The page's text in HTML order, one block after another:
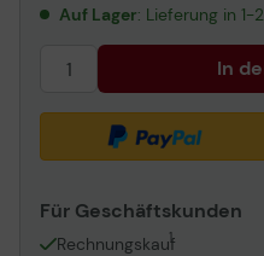
Auf Lager: Lieferung in 1-
In
Für Geschäftskunden
Rechnungskauf
1